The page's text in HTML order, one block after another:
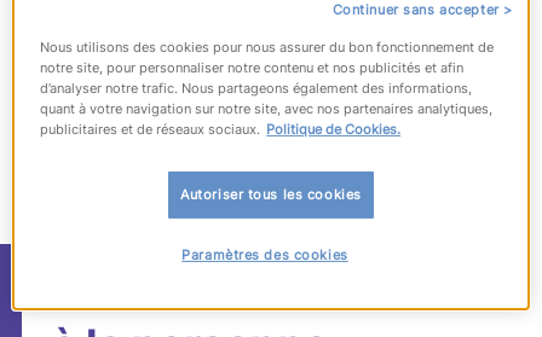
Continuer sans accepter >
Nous utilisons des cookies pour nous assurer du bon fonctionnement de
notre site, pour personnaliser notre contenu et nos publicités et afin
d’analyser notre trafic. Nous partageons également des informations,
quant à votre navigation sur notre site, avec nos partenaires analytiques,
publicitaires et de réseaux sociaux. Politique de Cookies.
Autoriser tous les cookies
Paramètres des cookies